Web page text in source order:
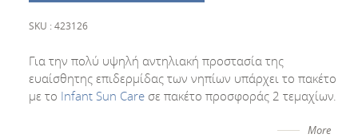
SKU : 423126
Για την πολύ υψηλή αντηλιακή προστασία της
ευαίσθητης επιδερμίδας των νηπίων υπάρχει το πακέτο
με το Infant Sun Care σε πακέτο προσφοράς 2 τεμαχίων.
More